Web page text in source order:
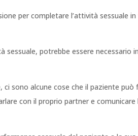
per completare l’attività sessuale
potrebbe essere necessario
sono alcune cose che il paziente può
con il proprio partner e